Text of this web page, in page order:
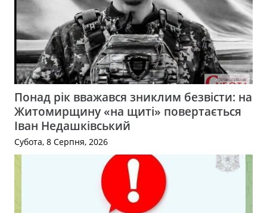
Понад рік вважався зниклим безвісти: на
Житомирщину «на щиті» повертається
Іван Недашківський
Субота, 8 Серпня, 2026